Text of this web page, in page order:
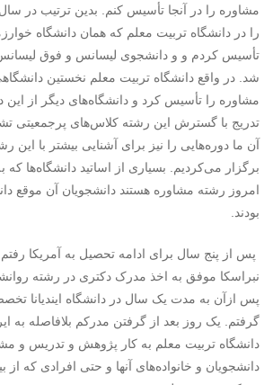
را در دانشگاه تربیت معلم که همان دانشگاه
تأسیس کردم و و دانشجوی لیسانس و فوق لیسانس
شد. در واقع دانشگاه تربیت معلم نخستین
مشاوره را تأسیس کرد و دانشگاه‌های دیگر از این
تدریج با گسترش این رشته کلاس‌های پرجمعیتی
آن ما دوره‌هایی را نیز برای آشنایی بیشتر با این
برگزار می‌کردیم. بسیاری از اساتید دانشگاه‌ها که
امروز رشته مشاوره هستند دانشجویان آن موقع
بودند.
پس از پنج سال برای ادامه تحصیل به آمریکا رفتم
نبراسکا موفق به اخذ مدرک دکتری در رشته
پس ازآن به مدت یک سال در دانشگاه ایندیانا
گرفتم. یک روز بعد از گرفتن مدرکم بلافاصله به
دانشگاه تربیت معلم به کار پژوهش و تدریس و
دانشجویان و خانواده‌های آنها و حتی افرادی که از